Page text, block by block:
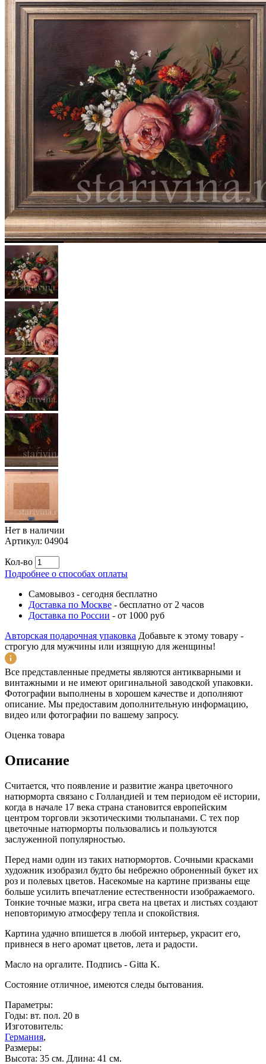
Нет в наличии
Артикул: 04904
Кол-во
Подробнее о способах оплаты
Самовывоз - сегодня бесплатно
Доставка по Москве - бесплатно от 2 часов
Доставка по России - от 1000 руб
Авторская подарочная упаковка Добавьте к этому товару -
строгую для мужчины или изящную для женщины!
Все представленные предметы являются антикварными и
винтажными и не имеют оригинальной заводской упаковки.
Фотографии выполнены в хорошем качестве и дополняют
описание. Мы предоставим дополнительную информацию,
видео или фотографии по вашему запросу.
Оценка товара
Описание
Считается, что появление и развитие жанра цветочного
натюрморта связано с Голландией и тем периодом её истории,
когда в начале 17 века страна становится европейским
центром торговли экзотическими тюльпанами. С тех пор
цветочные натюрморты пользовались и пользуются
заслуженной популярностью.
Перед нами один из таких натюрмортов. Сочными красками
художник изобразил будто бы небрежно оброненный букет их
роз и полевых цветов. Насекомые на картине призваны еще
больше усилить впечатление естественности изображаемого.
Тонкие точные мазки, игра света на цветах и листьях создают
неповторимую атмосферу тепла и спокойствия.
Картина удачно впишется в любой интерьер, украсит его,
привнеся в него аромат цветов, лета и радости.
Масло на оргалите. Подпись - Gitta K.
Состояние отличное, имеются следы бытования.
Параметры:
Годы: вт. пол. 20 в
Изготовитель:
Германия,
Размеры:
Высота: 35 см. Длина: 41 см.